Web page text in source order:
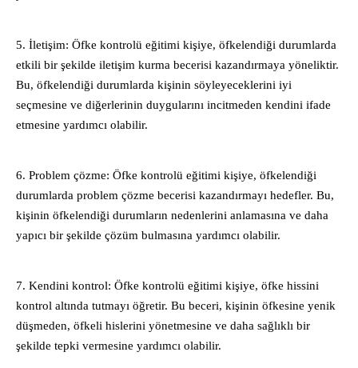
5. İletişim: Öfke kontrolü eğitimi kişiye, öfkelendiği durumlarda
etkili bir şekilde iletişim kurma becerisi kazandırmaya yöneliktir.
Bu, öfkelendiği durumlarda kişinin söyleyeceklerini iyi
seçmesine ve diğerlerinin duygularını incitmeden kendini ifade
etmesine yardımcı olabilir.
6. Problem çözme: Öfke kontrolü eğitimi kişiye, öfkelendiği
durumlarda problem çözme becerisi kazandırmayı hedefler. Bu,
kişinin öfkelendiği durumların nedenlerini anlamasına ve daha
yapıcı bir şekilde çözüm bulmasına yardımcı olabilir.
7. Kendini kontrol: Öfke kontrolü eğitimi kişiye, öfke hissini
kontrol altında tutmayı öğretir. Bu beceri, kişinin öfkesine yenik
düşmeden, öfkeli hislerini yönetmesine ve daha sağlıklı bir
şekilde tepki vermesine yardımcı olabilir.